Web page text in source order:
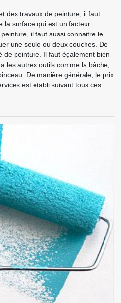
des travaux de peinture, il faut
la surface qui est un facteur
il faut aussi connaitre le
une seule ou deux couches. De
de peinture. Il faut également bien
les autres outils comme la bâche,
De manière générale, le prix
est établi suivant tous ces